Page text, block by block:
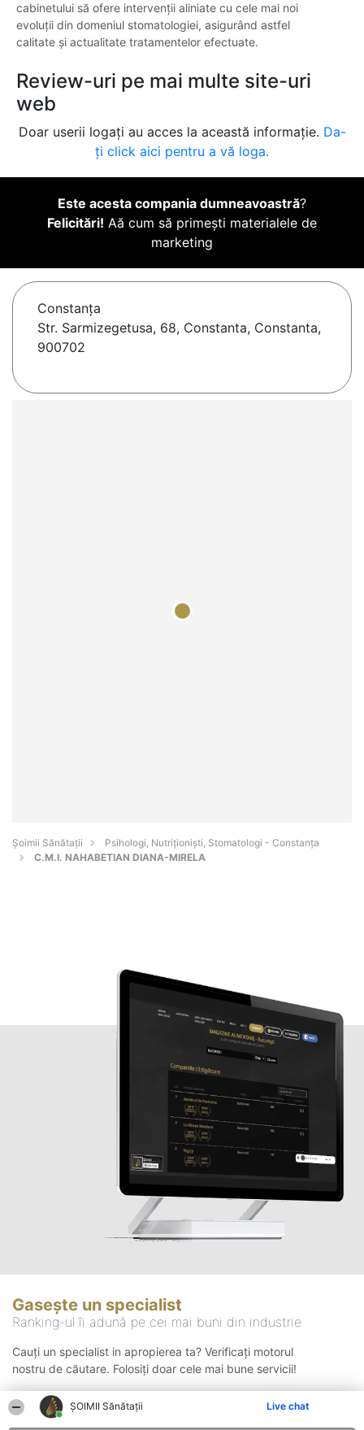
ŞOIMII Sănătații Live chat
cabinetului să ofere intervenții aliniate cu cele mai noi
evoluții din domeniul stomatologiei, asigurând astfel
calitate și actualitate tratamentelor efectuate.
Review-uri pe mai multe site-uri
web
Doar userii logați au acces la această informație. Da-
ți click aici pentru a vă loga.
Este acesta compania dumneavoastră?
Felicitări! Aă cum să primești materialele de
marketing
Constanţa
Str. Sarmizegetusa, 68, Constanta, Constanta,
900702
Şoimii Sănătații
Psihologi, Nutriționiști, Stomatologi - Constanţa
C.M.I. NAHABETIAN DIANA-MIRELA
Gasește un specialist
Ranking-ul îi adună pe cei mai buni din industrie
Cauți un specialist in apropierea ta? Verificați motorul
nostru de căutare. Folosiți doar cele mai bune servicii!